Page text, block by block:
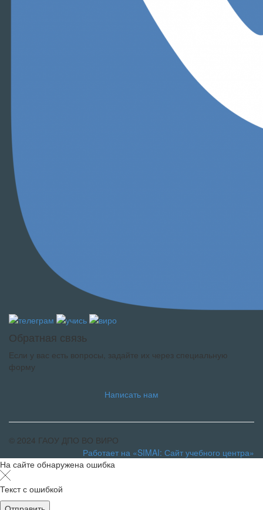
Обратная связь
Если у вас есть вопросы, задайте их через специальную
форму
Написать нам
© 2024 ГАОУ ДПО ВО ВИРО
Работает на «SIMAI: Сайт учебного центра»
На сайте обнаружена ошибка
Текст с ошибкой